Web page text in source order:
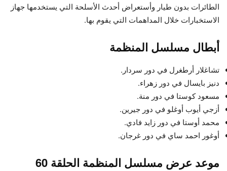
الطائرات بدون طيار وأستعراض أحدث الأسلحة التي يستخدمها جهاز
الاستخبارات خلال المداهمات التي يقوم بها.
أبطال مسلسل المنظمة
تشاغلار أرطغرل في دور سردار.
دنيز بايسال في دور زهراء.
مسعود كوستا في دور منة.
أزجي أيوب أوغلو في دور جيرين.
محمد أوستا في دور زايد فادي.
أوغور احمد ساي في دور غرجان.
موعد عرض مسلسل المنظمة الحلقة 60